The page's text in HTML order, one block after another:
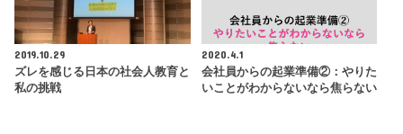
2019.10.29
ズレを感じる日本の社会人教育と
私の挑戦
2020.4.1
会社員からの起業準備②：やりた
いことがわからないなら焦らない